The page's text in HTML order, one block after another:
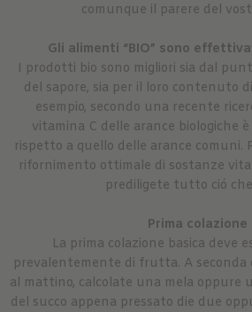
comunque il parere del
Gli alimenti “BIO” sono
I prodotti bio sono migliori sia dal
del sapore, sia per il loro contenuto
esempio, secondo una recente
vitamina C delle arance biologiche
rispetto a quello delle arance comuni.
rifornimento ottimale di sostanze
prediligete tutto ció che
Prima colazione
La prima colazione basica deve
prevalentemente di frutta. A seconda
al mattino, calcolate una mela oppure
del succo appena pressato die due